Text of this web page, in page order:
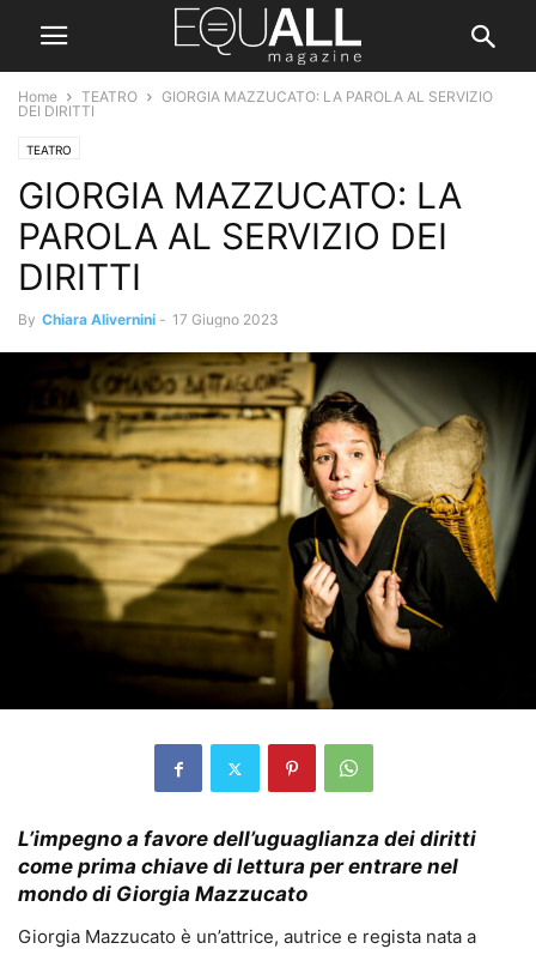
Home TEATRO
GIORGIA MAZZUCATO: LA PAROLA AL SERVIZIO
DEI DIRITTI
TEATRO
GIORGIA MAZZUCATO: LA
PAROLA AL SERVIZIO DEI
DIRITTI
By Chiara Alivernini - 17 Giugno 2023
L’impegno a favore dell’uguaglianza dei diritti
come prima chiave di lettura per entrare nel
mondo di Giorgia Mazzucato
Giorgia Mazzucato è un’attrice, autrice e regista nata a